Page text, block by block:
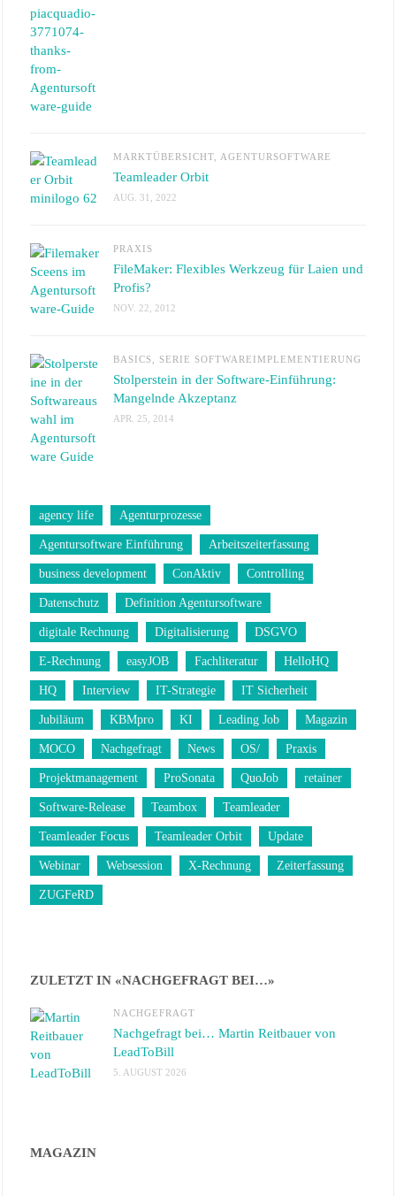
MARKTÜBERSICHT, AGENTURSOFTWARE
Teamleader Orbit
AUG. 31, 2022
PRAXIS
FileMaker: Flexibles Werkzeug für Laien und
Profis?
NOV. 22, 2012
BASICS SERIE SOFTWAREIMPLEMENTIERUNG
Stolperstein in der Software-Einführung:
Mangelnde Akzeptanz
APR. 25, 2014
agency life Agenturprozesse
Agentursoftware Einführung Arbeitszeiterfassung
business development ConAktiv Controlling
Datenschutz Definition Agentursoftware
digitale Rechnung Digitalisierung DSGVO
E-Rechnung easyJOB Fachliteratur HelloHQ
HQ Interview IT-Strategie IT Sicherheit
Jubiläum KBMpro KI Leading Job Magazin
MOCO Nachgefragt News OS/ Praxis
Projektmanagement ProSonata QuoJob retainer
Software-Release Teambox Teamleader
Teamleader Focus Teamleader Orbit Update
Webinar Websession X-Rechnung Zeiterfassung
ZUGFeRD
ZULETZT IN «NACHGEFRAGT BEI…»
NACHGEFRAGT
Nachgefragt bei… Martin Reitbauer von
LeadToBill
5. AUGUST 2026
MAGAZIN